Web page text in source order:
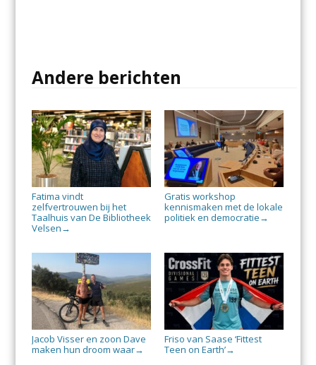
Andere berichten
Fatima vindt
zelfvertrouwen bij het
Taalhuis van De Bibliotheek
Velsen →
Gratis workshop
kennismaken met de lokale
politiek en democratie →
Jacob Visser en zoon Dave
maken hun droom waar→
Friso van Saase ‘Fittest
Teen on Earth’→